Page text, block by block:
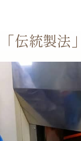
「伝統製法」